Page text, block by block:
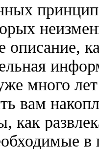
описание,
много
вам
как
в